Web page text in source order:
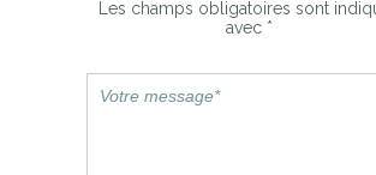
Les champs obligatoires sont
avec *